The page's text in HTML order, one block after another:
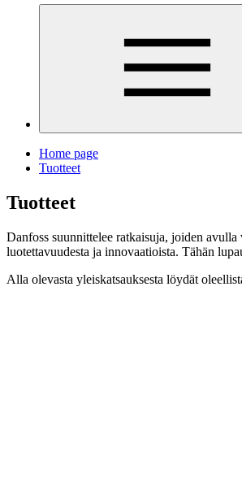
Home page
Tuotteet
Tuotteet
Danfoss suunnittelee ratkaisuja, joiden
luotettavuudesta ja innovaatioista. Tähän
Alla olevasta yleiskatsauksesta löydät